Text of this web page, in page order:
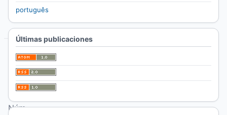
(2026)
enero-
abril
Vol.
30
Núm.
português
Últimas publicaciones